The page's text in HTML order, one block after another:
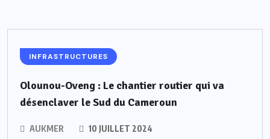
INFRASTRUCTURES
Olounou-Oveng : Le chantier routier qui va
désenclaver le Sud du Cameroun
AUKMER 10 JUILLET 2024